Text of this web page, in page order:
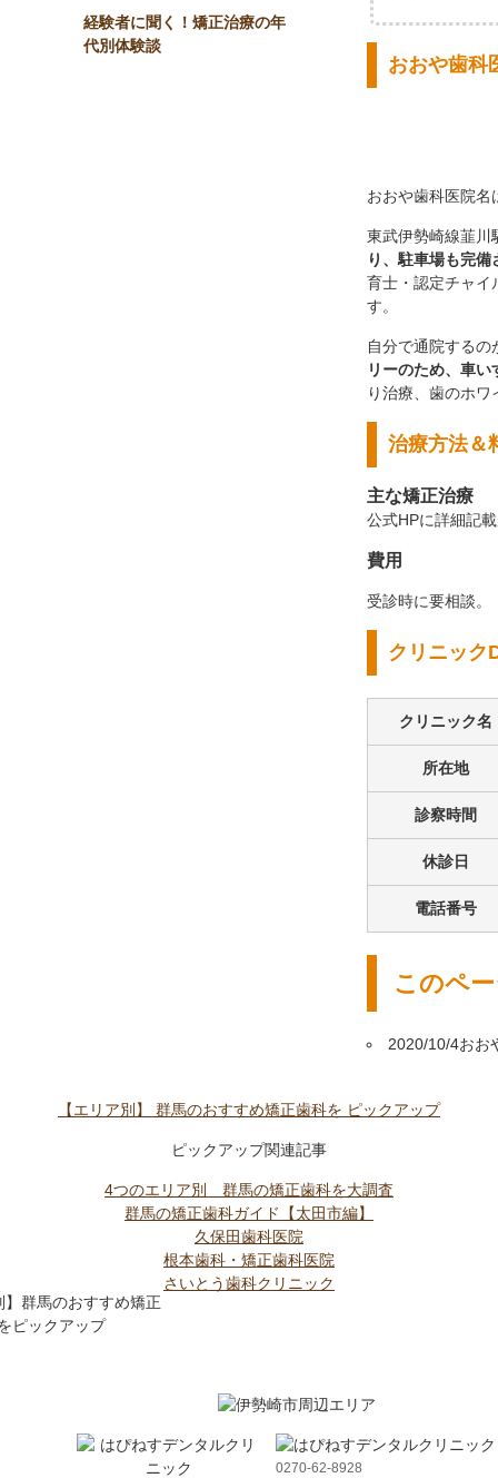
おおや歯科
おおや歯科医院名
東武伊勢崎線韮川
り、駐車場も完
育士・認定チャイ
す。
自分で通院する
リーのため、車
り治療、歯のホ
治療方法＆
主な矯正治療
公式HPに詳細記
費用
受診時に要相談。
クリニック
クリニック名
所在地
診察時間
休診日
電話番号
このペ
2020/10/4おお
経験者に聞く！矯正治療の年
代別体験談
【エリア別】 群馬のおすすめ矯正歯科を ピックアップ
ピックアップ関連記事
4つのエリア別 群馬の矯正歯科を大調査
群馬の矯正歯科ガイド【太田市編】
久保田歯科医院
根本歯科・矯正歯科医院
さいとう歯科クリニック
0270-62-8928